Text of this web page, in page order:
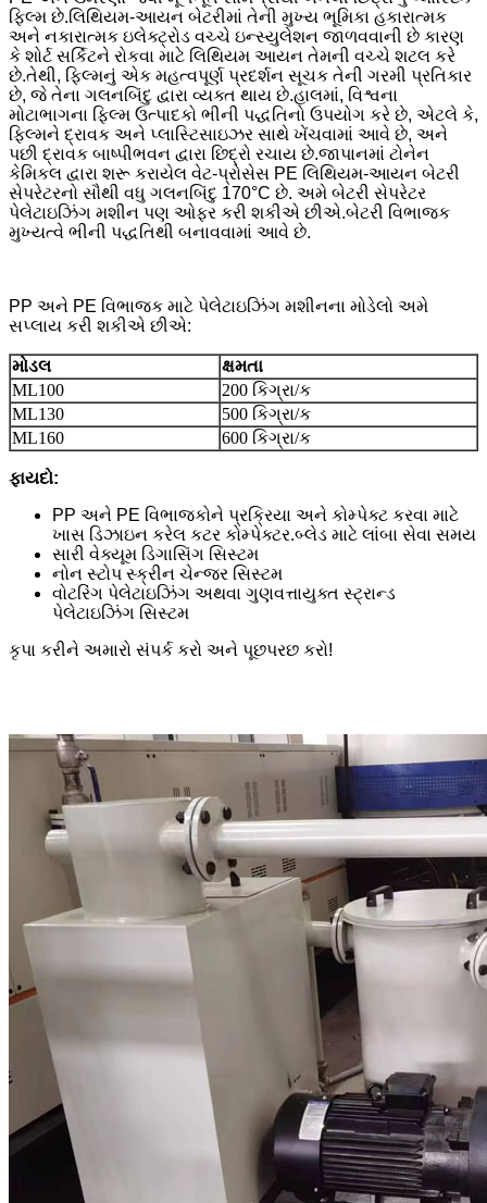
ફિલ્મ છે.લિથિયમ-આયન બેટરીમાં તેની મુખ્ય ભૂમિકા હકારાત્મક
અને નકારાત્મક ઇલેક્ટ્રોડ વચ્ચે ઇન્સ્યુલેશન જાળવવાની છે કારણ
કે શોર્ટ સર્કિટને રોકવા માટે લિથિયમ આયન તેમની વચ્ચે શટલ કરે
છે.તેથી, ફિલ્મનું એક મહત્વપૂર્ણ પ્રદર્શન સૂચક તેની ગરમી પ્રતિકાર
છે, જે તેના ગલનબિંદુ દ્વારા વ્યક્ત થાય છે.હાલમાં, વિશ્વના
મોટાભાગના ફિલ્મ ઉત્પાદકો ભીની પદ્ધતિનો ઉપયોગ કરે છે, એટલે કે,
ફિલ્મને દ્રાવક અને પ્લાસ્ટિસાઇઝર સાથે ખેંચવામાં આવે છે, અને
પછી દ્રાવક બાષ્પીભવન દ્વારા છિદ્રો રચાય છે.જાપાનમાં ટોનેન
કેમિકલ દ્વારા શરૂ કરાયેલ વેટ-પ્રોસેસ PE લિથિયમ-આયન બેટરી
સેપરેટરનો સૌથી વધુ ગલનબિંદુ 170°C છે. અમે બેટરી સેપરેટર
પેલેટાઇઝિંગ મશીન પણ ઓફર કરી શકીએ છીએ.બેટરી વિભાજક
મુખ્યત્વે ભીની પદ્ધતિથી બનાવવામાં આવે છે.
PP અને PE વિભાજક માટે પેલેટાઇઝિંગ મશીનના મોડેલો અમે
સપ્લાય કરી શકીએ છીએ:
મોડલ
ક્ષમતા
ML100
200 કિગ્રા/ક
ML130
500 કિગ્રા/ક
ML160
600 કિગ્રા/ક
ફાયદો:
PP અને PE વિભાજકોને પ્રક્રિયા અને કોમ્પેક્ટ કરવા માટે
ખાસ ડિઝાઇન કરેલ કટર કોમ્પેક્ટર.બ્લેડ માટે લાંબા સેવા સમય
સારી વેક્યૂમ ડિગાસિંગ સિસ્ટમ
નોન સ્ટોપ સ્ક્રીન ચેન્જર સિસ્ટમ
વોટરિંગ પેલેટાઇઝિંગ અથવા ગુણવત્તાયુક્ત સ્ટ્રાન્ડ
પેલેટાઇઝિંગ સિસ્ટમ
કૃપા કરીને અમારો સંપર્ક કરો અને પૂછપરછ કરો!